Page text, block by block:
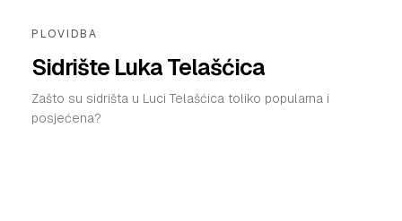
PLOVIDBA
Sidrište Luka Telašćica
Zašto su sidrišta u Luci Telašćica toliko popularna i
posjećena?